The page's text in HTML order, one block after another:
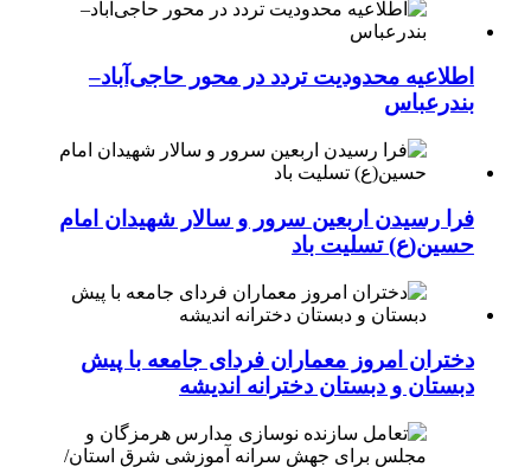
اطلاعیه محدودیت تردد در محور حاجی‌آباد–
بندرعباس
فرا رسیدن اربعین سرور و سالار شهیدان امام
حسین(ع) تسلیت باد
دختران امروز معماران فردای جامعه با پیش
دبستان و دبستان دخترانه اندیشه